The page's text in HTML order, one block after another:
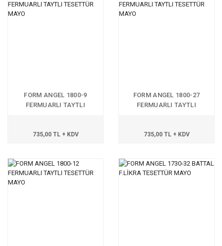
FORM ANGEL 1800-9
FERMUARLI TAYTLI
735,00 TL + KDV
FORM ANGEL 1800-27
FERMUARLI TAYTLI
735,00 TL + KDV